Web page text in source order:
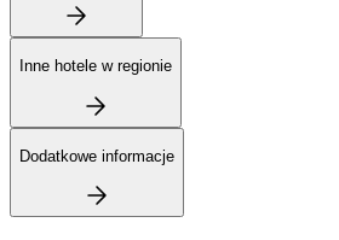
Inne hotele w regionie
Dodatkowe informacje